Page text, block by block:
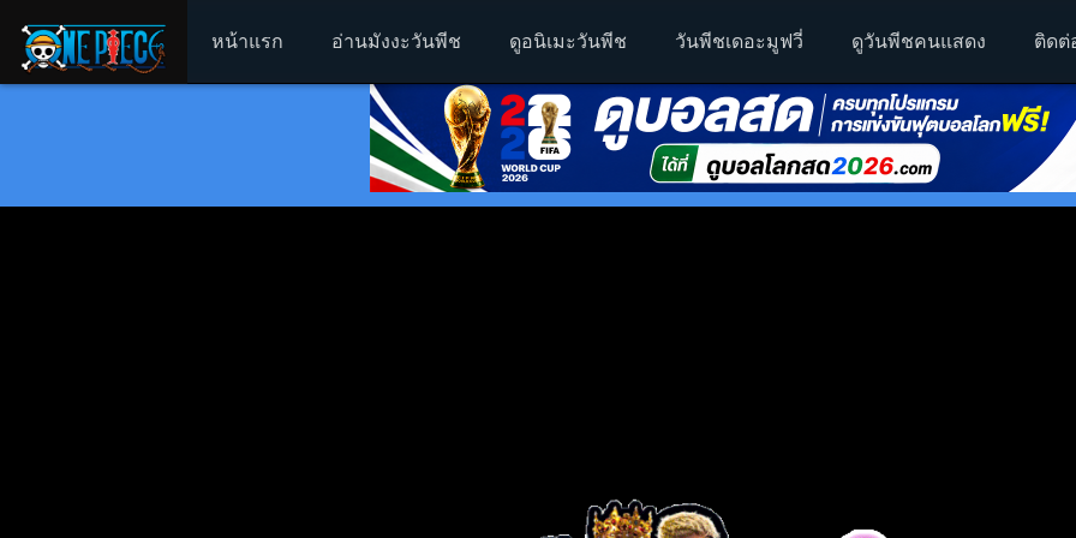
หน้าแรก อ่านมังงะวันพีช ดูอนิเมะวันพีช วันพีชเดอะมูฟวี่ ดูวันพีชคนแสดง ติดต่